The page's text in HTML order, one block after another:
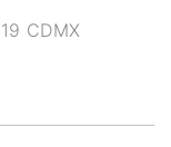
CDMX